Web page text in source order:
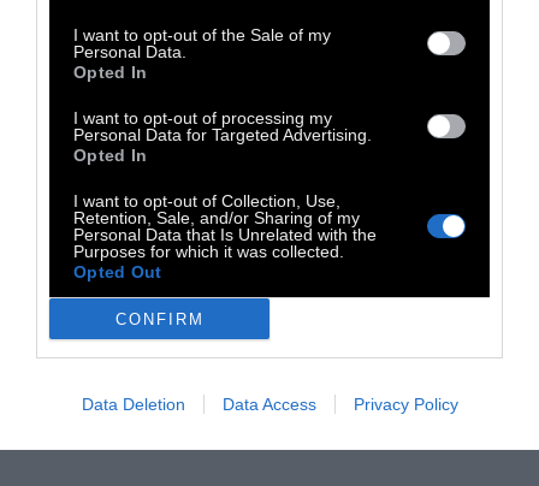
I want to opt-out of the Sale of my
Personal Data.
Opted In
I want to opt-out of processing my
Personal Data for Targeted Advertising.
Opted In
I want to opt-out of Collection, Use,
Retention, Sale, and/or Sharing of my
Personal Data that Is Unrelated with the
Purposes for which it was collected.
Opted Out
CONFIRM
Data Deletion Data Access Privacy Policy